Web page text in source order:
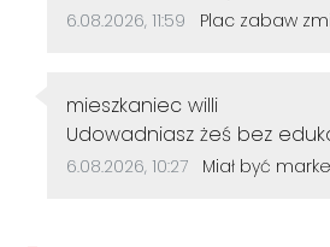
Data dodania komentarza:
6.08.2026, 11:59 Źródło
Plac zabaw zmieni się w krainę
Autor komentarza:
mieszkaniec willi
Treść komentarza:
Udowadniasz żeś bez
podstawowej...
Data dodania komentarza:
6.08.2026, 10:27 Źródło
Miał być market Dino, jest znak zapytania.